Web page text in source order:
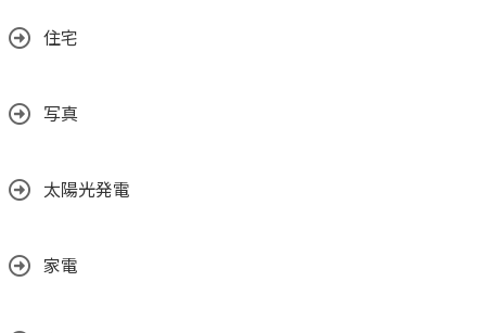
住宅
写真
太陽光発電
家電